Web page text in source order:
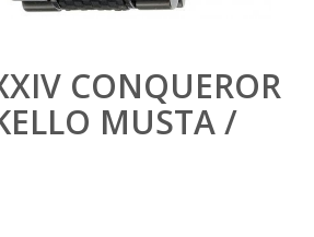
CONQUEROR
MUSTA /